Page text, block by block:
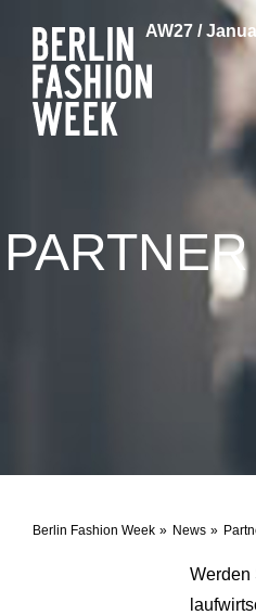
AW27 /
Berlin Fashion Week News
Werden